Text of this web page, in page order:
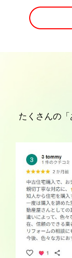
たくさんの